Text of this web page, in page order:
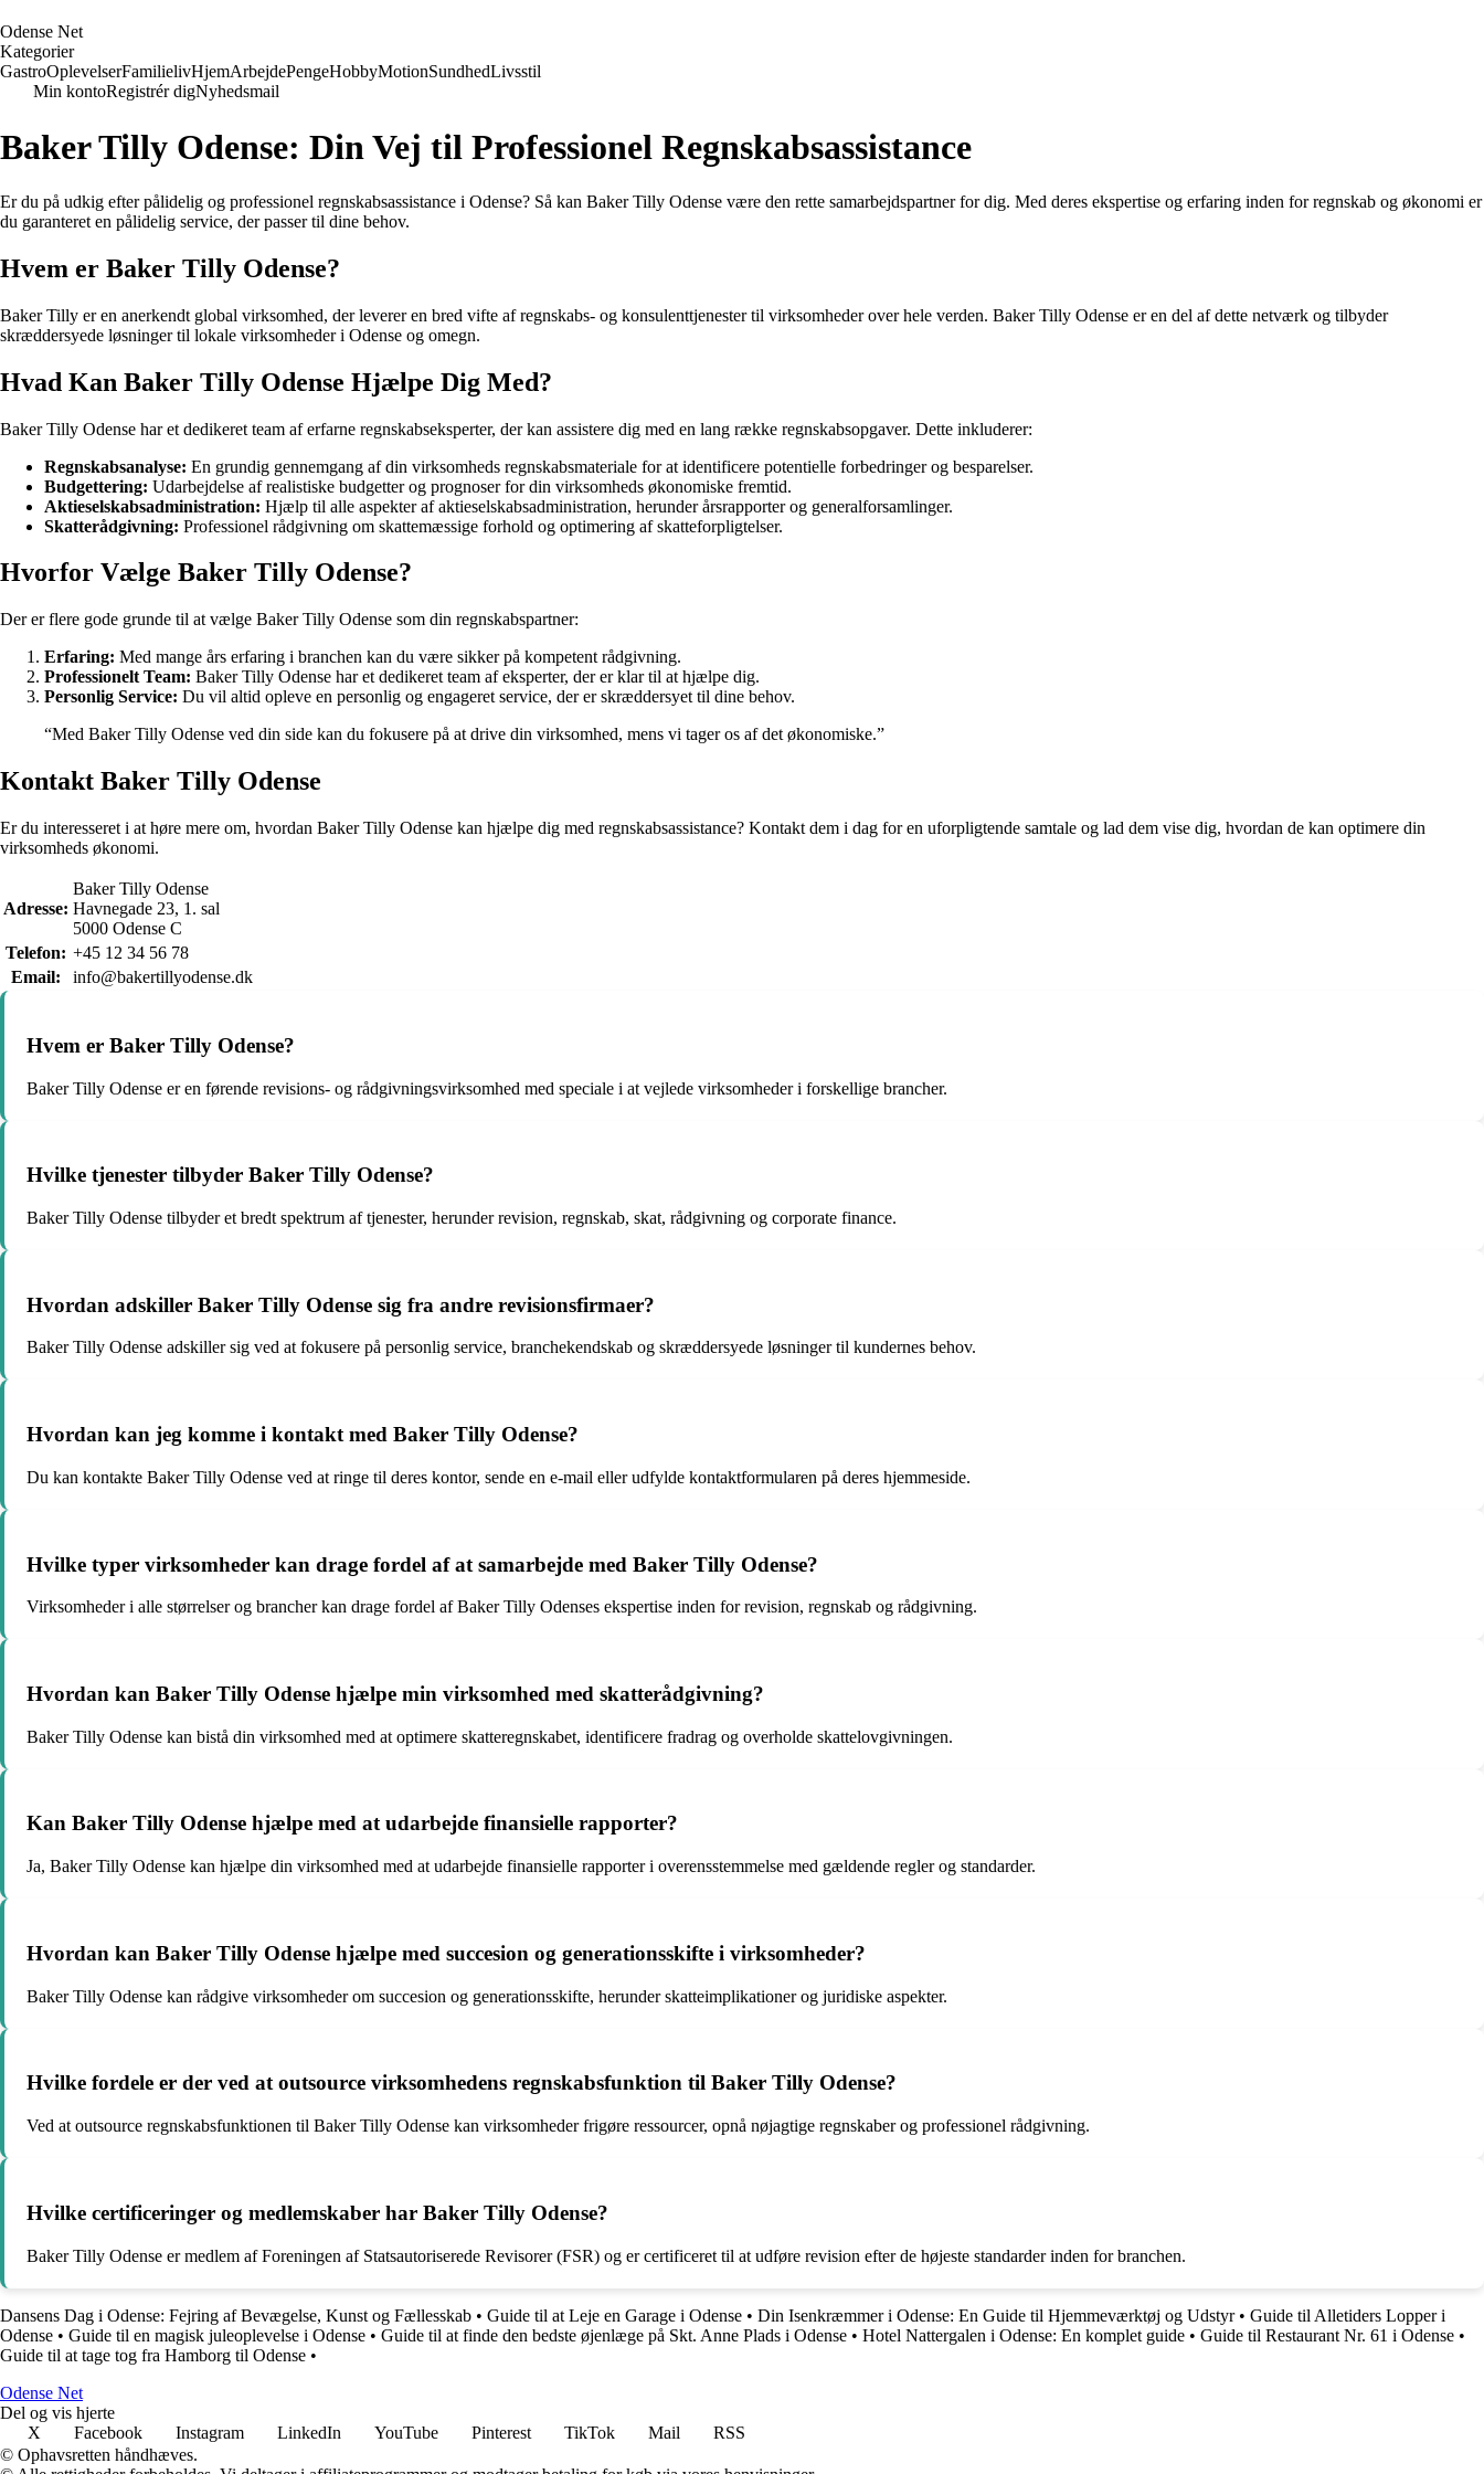
Odense Net
Kategorier
GastroOplevelserFamilielivHjemArbejdePengeHobbyMotionSundhedLivsstil
Min kontoRegistrér digNyhedsmail
Baker Tilly Odense: Din Vej til Professionel Regnskabsassistance
Er du på udkig efter pålidelig og professionel regnskabsassistance i Odense? Så kan Baker Tilly Odense være den rette samarbejdspartner for dig. Med deres ekspertise og erfaring inden for regnskab og økonomi er
du garanteret en pålidelig service, der passer til dine behov.
Hvem er Baker Tilly Odense?
Baker Tilly er en anerkendt global virksomhed, der leverer en bred vifte af regnskabs- og konsulenttjenester til virksomheder over hele verden. Baker Tilly Odense er en del af dette netværk og tilbyder
skræddersyede løsninger til lokale virksomheder i Odense og omegn.
Hvad Kan Baker Tilly Odense Hjælpe Dig Med?
Baker Tilly Odense har et dedikeret team af erfarne regnskabseksperter, der kan assistere dig med en lang række regnskabsopgaver. Dette inkluderer:
Regnskabsanalyse: En grundig gennemgang af din virksomheds regnskabsmateriale for at identificere potentielle forbedringer og besparelser.
Budgettering: Udarbejdelse af realistiske budgetter og prognoser for din virksomheds økonomiske fremtid.
Aktieselskabsadministration: Hjælp til alle aspekter af aktieselskabsadministration, herunder årsrapporter og generalforsamlinger.
Skatterådgivning: Professionel rådgivning om skattemæssige forhold og optimering af skatteforpligtelser.
Hvorfor Vælge Baker Tilly Odense?
Der er flere gode grunde til at vælge Baker Tilly Odense som din regnskabspartner:
Erfaring: Med mange års erfaring i branchen kan du være sikker på kompetent rådgivning.
Professionelt Team: Baker Tilly Odense har et dedikeret team af eksperter, der er klar til at hjælpe dig.
Personlig Service: Du vil altid opleve en personlig og engageret service, der er skræddersyet til dine behov.
“Med Baker Tilly Odense ved din side kan du fokusere på at drive din virksomhed, mens vi tager os af det økonomiske.”
Kontakt Baker Tilly Odense
Er du interesseret i at høre mere om, hvordan Baker Tilly Odense kan hjælpe dig med regnskabsassistance? Kontakt dem i dag for en uforpligtende samtale og lad dem vise dig, hvordan de kan optimere din
virksomheds økonomi.
Adresse:
Baker Tilly Odense
Havnegade 23, 1. sal
5000 Odense C
Telefon: +45 12 34 56 78
Email:
info@bakertillyodense.dk
Hvem er Baker Tilly Odense?
Baker Tilly Odense er en førende revisions- og rådgivningsvirksomhed med speciale i at vejlede virksomheder i forskellige brancher.
Hvilke tjenester tilbyder Baker Tilly Odense?
Baker Tilly Odense tilbyder et bredt spektrum af tjenester, herunder revision, regnskab, skat, rådgivning og corporate finance.
Hvordan adskiller Baker Tilly Odense sig fra andre revisionsfirmaer?
Baker Tilly Odense adskiller sig ved at fokusere på personlig service, branchekendskab og skræddersyede løsninger til kundernes behov.
Hvordan kan jeg komme i kontakt med Baker Tilly Odense?
Du kan kontakte Baker Tilly Odense ved at ringe til deres kontor, sende en e-mail eller udfylde kontaktformularen på deres hjemmeside.
Hvilke typer virksomheder kan drage fordel af at samarbejde med Baker Tilly Odense?
Virksomheder i alle størrelser og brancher kan drage fordel af Baker Tilly Odenses ekspertise inden for revision, regnskab og rådgivning.
Hvordan kan Baker Tilly Odense hjælpe min virksomhed med skatterådgivning?
Baker Tilly Odense kan bistå din virksomhed med at optimere skatteregnskabet, identificere fradrag og overholde skattelovgivningen.
Kan Baker Tilly Odense hjælpe med at udarbejde finansielle rapporter?
Ja, Baker Tilly Odense kan hjælpe din virksomhed med at udarbejde finansielle rapporter i overensstemmelse med gældende regler og standarder.
Hvordan kan Baker Tilly Odense hjælpe med succesion og generationsskifte i virksomheder?
Baker Tilly Odense kan rådgive virksomheder om succesion og generationsskifte, herunder skatteimplikationer og juridiske aspekter.
Hvilke fordele er der ved at outsource virksomhedens regnskabsfunktion til Baker Tilly Odense?
Ved at outsource regnskabsfunktionen til Baker Tilly Odense kan virksomheder frigøre ressourcer, opnå nøjagtige regnskaber og professionel rådgivning.
Hvilke certificeringer og medlemskaber har Baker Tilly Odense?
Baker Tilly Odense er medlem af Foreningen af Statsautoriserede Revisorer (FSR) og er certificeret til at udføre revision efter de højeste standarder inden for branchen.
Dansens Dag i Odense: Fejring af Bevægelse, Kunst og Fællesskab • Guide til at Leje en Garage i Odense • Din Isenkræmmer i Odense: En Guide til Hjemmeværktøj og Udstyr• Guide til Alletiders Lopper i
Odense • Guide til en magisk juleoplevelse i Odense • Guide til at finde den bedste øjenlæge på Skt. Anne Plads i Odense • Hotel Nattergalen i Odense: En komplet guide • Guide til Restaurant Nr. 61 i Odense •
Guide til at tage tog fra Hamborg til Odense •
Odense Net
Del og vis hjerte
X
Facebook Instagram LinkedIn YouTube Pinterest TikTok Mail
RSS
© Ophavsretten håndhæves.